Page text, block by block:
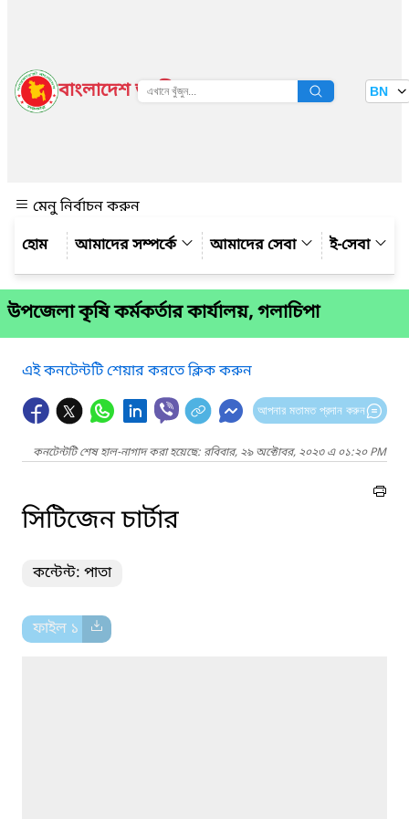
বাংলাদেশ জাতীয় তথ্য বাতায়ন BN
মেনু নির্বাচন করুন
আমাদের সম্পর্কে
আমাদের সেবা ই-সেবা
উপজেলা কৃষি কর্মকর্তার কার্যালয়, গলাচিপা
এই কনটেন্টটি শেয়ার করতে ক্লিক করুন
আপনার মতামত প্রদান করুন
কনটেন্টটি শেষ হাল-নাগাদ করা হয়েছে: রবিবার, ২৯ অক্টোবর, ২০২৩ এ ০১:২০ PM
সিটিজেন চার্টার
কন্টেন্ট: পাতা
ফাইল ১